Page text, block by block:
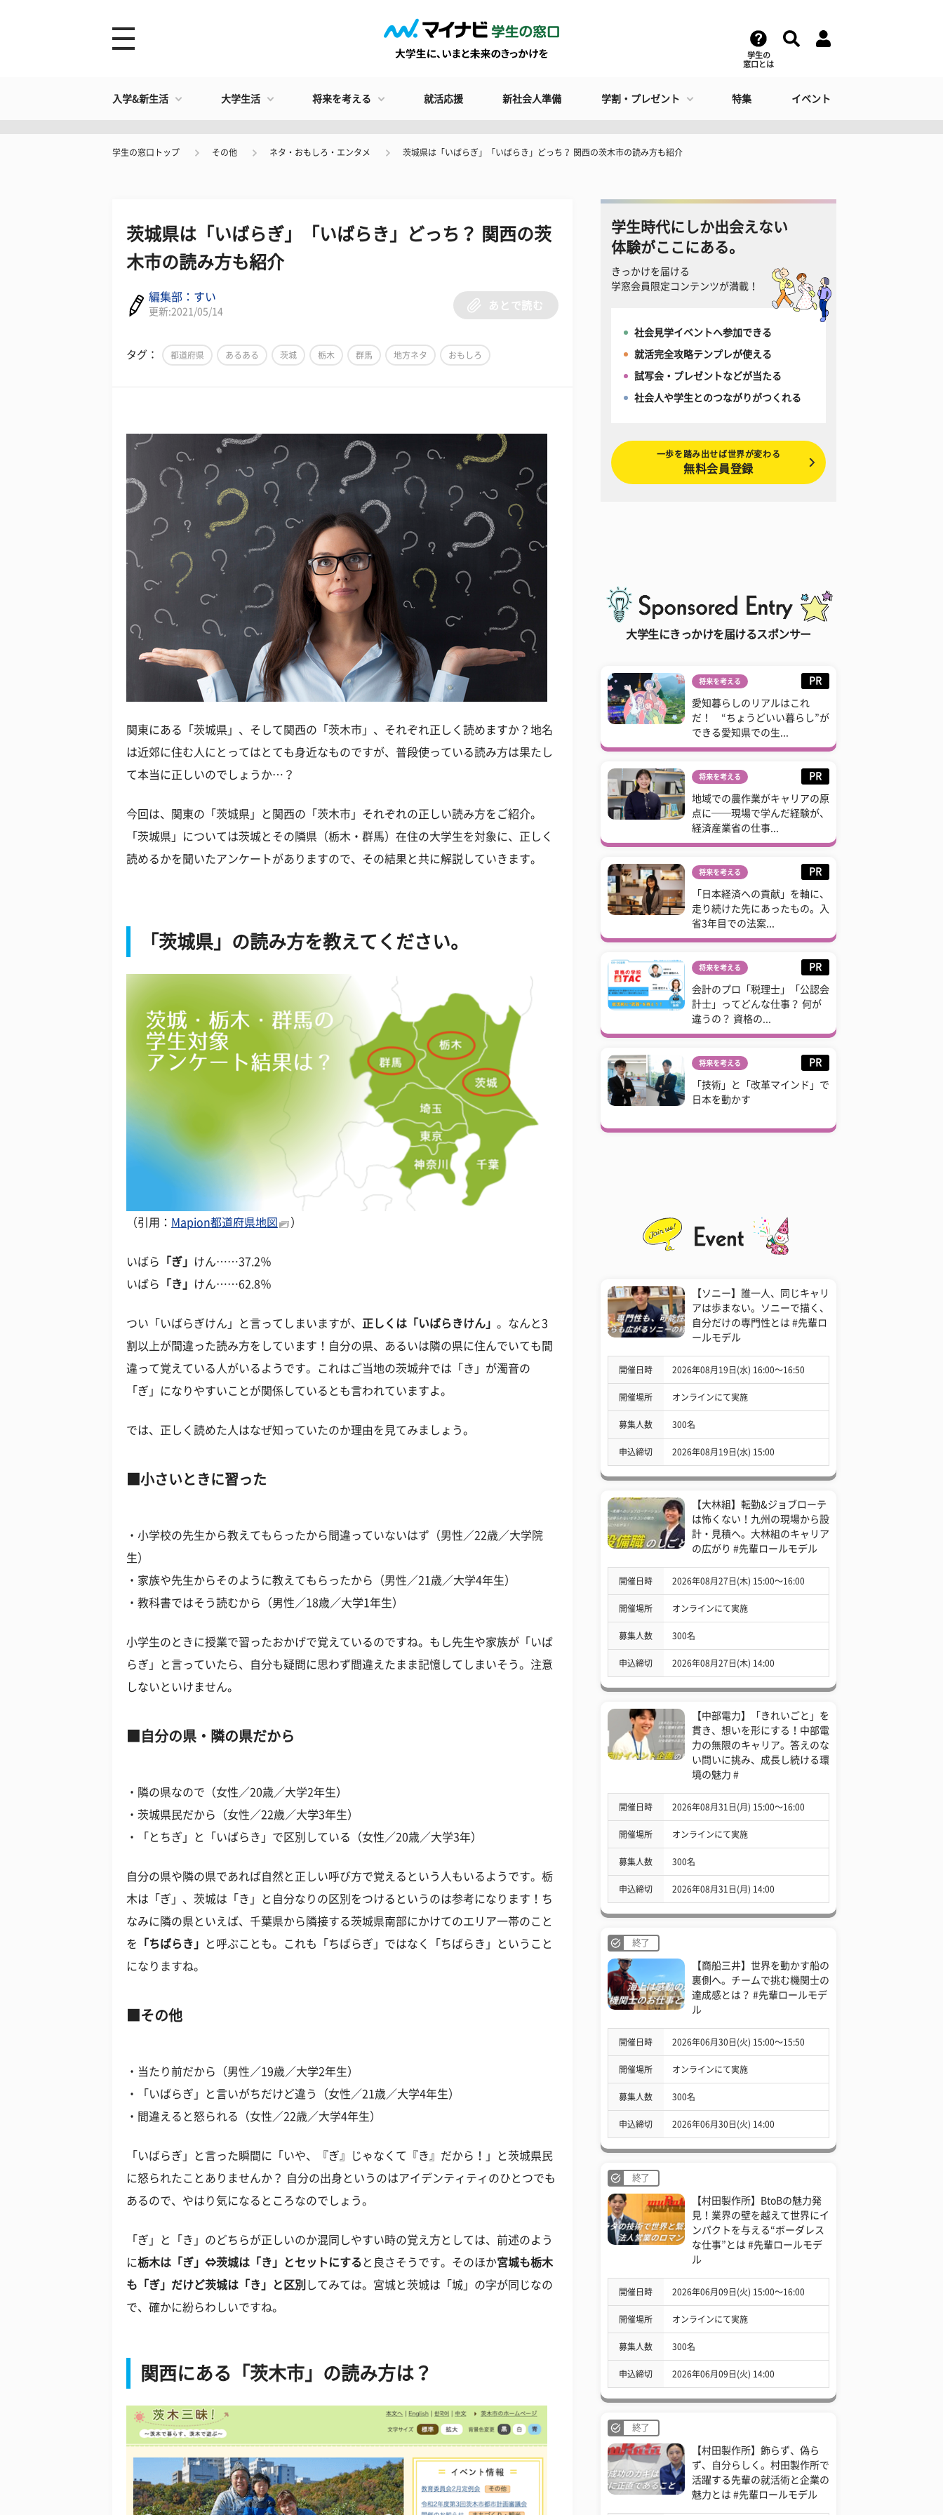
学生の
窓口とは
入学&新生活 大学生活 将来を考える 就活応援 新社会人準備 学割・プレゼント 特集 イベント
学生の窓口トップ その他 ネタ・おもしろ・エンタメ 茨城県は「いばらぎ」「いばらき」どっち？ 関西の茨木市の読み方も紹介
茨城県は「いばらぎ」「いばらき」どっち？ 関西の茨
木市の読み方も紹介
編集部：すい
更新:2021/05/14
あとで読む
タグ： 都道府県 あるある 茨城 栃木 群馬 地方ネタ おもしろ
関東にある「茨城県」、そして関西の「茨木市」、それぞれ正しく読めますか？地名
は近郊に住む人にとってはとても身近なものですが、普段使っている読み方は果たし
て本当に正しいのでしょうか…？
今回は、関東の「茨城県」と関西の「茨木市」それぞれの正しい読み方をご紹介。
「茨城県」については茨城とその隣県（栃木・群馬）在住の大学生を対象に、正しく
読めるかを聞いたアンケートがありますので、その結果と共に解説していきます。
「茨城県」の読み方を教えてください。
（引用： Mapion都道府県地図 ）
いばら 「ぎ」
けん……37.2％
いばら
「き」 けん……62.8％
つい「いばらぎけん」と言ってしまいますが、 正しくは「いばらきけん」 。なんと3
割以上が間違った読み方をしています！自分の県、あるいは隣の県に住んでいても間
違って覚えている人がいるようです。これはご当地の茨城弁では「き」が濁音の
「ぎ」になりやすいことが関係しているとも言われていますよ。
では、正しく読めた人はなぜ知っていたのか理由を見てみましょう。
小さいときに習った
・小学校の先生から教えてもらったから間違っていないはず（男性／22歳／大学院
生）
・家族や先生からそのように教えてもらったから（男性／21歳／大学4年生）
・教科書ではそう読むから（男性／18歳／大学1年生）
小学生のときに授業で習ったおかげで覚えているのですね。もし先生や家族が「いば
らぎ」と言っていたら、自分も疑問に思わず間違えたまま記憶してしまいそう。注意
しないといけません。
自分の県・隣の県だから
・隣の県なので（女性／20歳／大学2年生）
・茨城県民だから（女性／22歳／大学3年生）
・「とちぎ」と「いばらき」で区別している（女性／20歳／大学3年）
自分の県や隣の県であれば自然と正しい呼び方で覚えるという人もいるようです。栃
木は「ぎ」、茨城は「き」と自分なりの区別をつけるというのは参考になります！ち
なみに隣の県といえば、千葉県から隣接する茨城県南部にかけてのエリア一帯のこと
を
「ちばらき」
と呼ぶことも。これも「ちばらぎ」ではなく「ちばらき」ということ
になりますね。
その他
・当たり前だから（男性／19歳／大学2年生）
・「いばらぎ」と言いがちだけど違う（女性／21歳／大学4年生）
・間違えると怒られる（女性／22歳／大学4年生）
「いばらぎ」と言った瞬間に「いや、『ぎ』じゃなくて『き』だから！」と茨城県民
に怒られたことありませんか？ 自分の出身というのはアイデンティティのひとつでも
あるので、やはり気になるところなのでしょう。
「ぎ」と「き」のどちらが正しいのか混同しやすい時の覚え方としては、前述のよう
に栃木は「ぎ」⇔茨城は「き」とセットにする と良さそうです。そのほか宮城も栃木
も「ぎ」だけど茨城は「き」と区別 してみては。宮城と茨城は「城」の字が同じなの
で、確かに紛らわしいですね。
関西にある「茨木市」の読み方は？
学生時代にしか出会えない
体験がここにある。
きっかけを届ける
学窓会員限定コンテンツが満載！
社会見学イベントへ参加できる
就活完全攻略テンプレが使える
試写会・プレゼントなどが当たる
社会人や学生とのつながりがつくれる
一歩を踏み出せば世界が変わる
無料会員登録
大学生にきっかけを届けるスポンサー
将来を考える PR
愛知暮らしのリアルはこれ
だ！ “ちょうどいい暮らし”が
できる愛知県での生...
将来を考える PR
地域での農作業がキャリアの原
点に──現場で学んだ経験が、
経済産業省の仕事...
将来を考える PR
「日本経済への貢献」を軸に、
走り続けた先にあったもの。入
省3年目での法案...
将来を考える PR
会計のプロ「税理士」「公認会
計士」ってどんな仕事？ 何が
違うの？ 資格の...
将来を考える PR
「技術」と「改革マインド」で
日本を動かす
【ソニー】誰一人、同じキャリ
アは歩まない。ソニーで描く、
自分だけの専門性とは #先輩ロ
ールモデル
開催日時 2026年08月19日(水) 16:00〜16:50
開催場所 オンラインにて実施
募集人数 300名
申込締切 2026年08月19日(水) 15:00
【大林組】転勤&ジョブローテ
は怖くない！九州の現場から設
計・見積へ。大林組のキャリア
の広がり #先輩ロールモデル
開催日時 2026年08月27日(木) 15:00〜16:00
開催場所 オンラインにて実施
募集人数 300名
申込締切 2026年08月27日(木) 14:00
【中部電力】「きれいごと」を
貫き、想いを形にする！中部電
力の無限のキャリア。答えのな
い問いに挑み、成長し続ける環
境の魅力 #
開催日時 2026年08月31日(月) 15:00〜16:00
開催場所 オンラインにて実施
募集人数 300名
申込締切 2026年08月31日(月) 14:00
終了
【商船三井】世界を動かす船の
裏側へ。チームで挑む機関士の
達成感とは？ #先輩ロールモデ
ル
開催日時 2026年06月30日(火) 15:00〜15:50
開催場所 オンラインにて実施
募集人数 300名
申込締切 2026年06月30日(火) 14:00
終了
【村田製作所】BtoBの魅力発
見！業界の壁を越えて世界にイ
ンパクトを与える“ボーダレス
な仕事”とは #先輩ロールモデ
ル
開催日時 2026年06月09日(火) 15:00〜16:00
開催場所 オンラインにて実施
募集人数 300名
申込締切 2026年06月09日(火) 14:00
終了
【村田製作所】飾らず、偽ら
ず、自分らしく。村田製作所で
活躍する先輩の就活術と企業の
魅力とは #先輩ロールモデル